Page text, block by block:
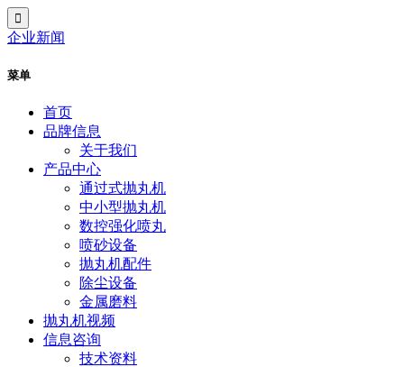
企业新闻
菜单
首页
品牌信息
关于我们
产品中心
通过式抛丸机
中小型抛丸机
数控强化喷丸
喷砂设备
抛丸机配件
除尘设备
金属磨料
抛丸机视频
信息咨询
技术资料